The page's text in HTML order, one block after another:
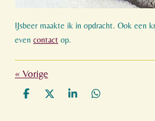
IJsbeer maakte ik in opdracht. Ook een
even contact op.
« Vorige
D
D
S
D